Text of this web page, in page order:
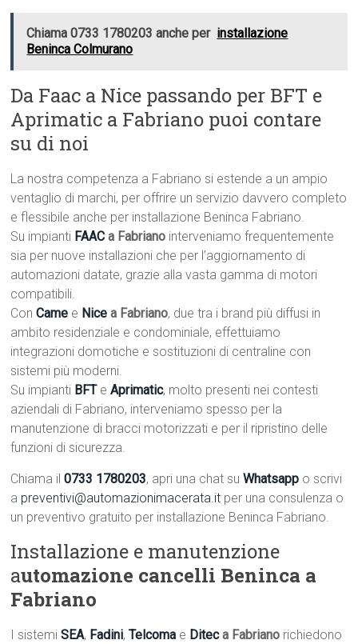
Chiama 0733 1780203 anche per installazione
Beninca Colmurano
Da Faac a Nice passando per BFT e
Aprimatic a Fabriano puoi contare
su di noi
La nostra competenza a Fabriano si estende a un ampio
ventaglio di marchi, per offrire un servizio davvero completo
e flessibile anche per installazione Beninca Fabriano.
Su impianti FAAC a Fabriano interveniamo frequentemente
sia per nuove installazioni che per l’aggiornamento di
automazioni datate, grazie alla vasta gamma di motori
compatibili.
ConCame e Nice a Fabriano, due tra i brand più diffusi in
ambito residenziale e condominiale, effettuiamo
integrazioni domotiche e sostituzioni di centraline con
sistemi più moderni.
Su impianti BFT eAprimatic, molto presenti nei contesti
aziendali di Fabriano, interveniamo spesso per la
manutenzione di bracci motorizzati e per il ripristino delle
funzioni di sicurezza.
Chiama il0733 1780203, apri una chat suWhatsapp o scrivi
a preventivi@automazionimacerata.it per una consulenza o
un preventivo gratuito per installazione Beninca Fabriano.
Installazione e manutenzione
automazione cancelli Beninca a
Fabriano
I sistemiSEA, Fadini,Telcoma e Diteca Fabriano richiedono